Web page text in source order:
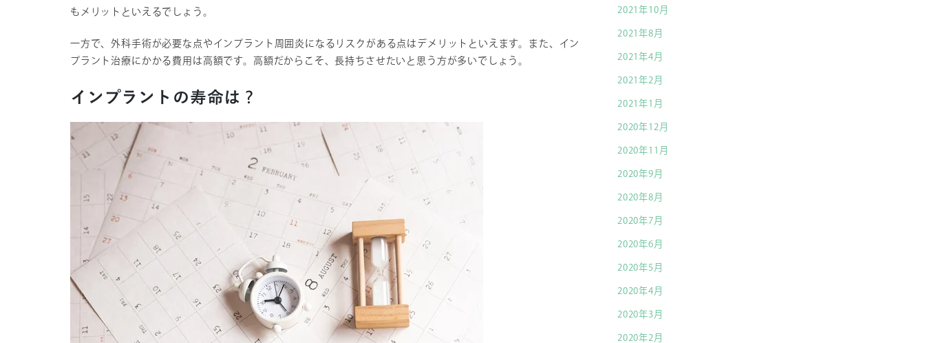
もメリットといえるでしょう。
一方で、外科手術が必要な点やインプラント周囲炎になるリスクがある点はデメリットといえます。また、イン
プラント治療にかかる費用は高額です。高額だからこそ、長持ちさせたいと思う方が多いでしょう。
インプラントの寿命は？
2021年10月
2021年8月
2021年4月
2021年2月
2021年1月
2020年12月
2020年11月
2020年9月
2020年8月
2020年7月
2020年6月
2020年5月
2020年4月
2020年3月
2020年2月